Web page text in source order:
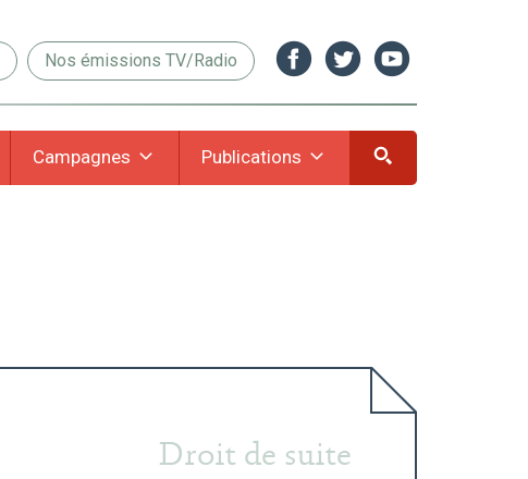
Nos émissions TV/Radio
Campagnes Publications
Droit de suite